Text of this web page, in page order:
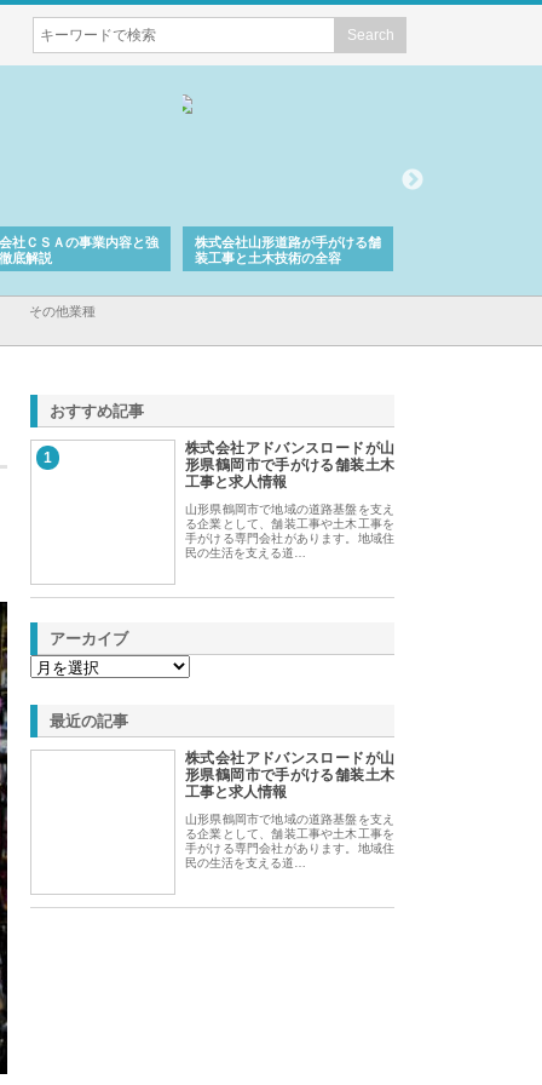
社ＣＳＡの事業内容と強
底解説
株式会社山形道路が手がける舗
装工事と土木技術の全容
その他業種
おすすめ記事
1
株式会社アドバンスロードが山
形県鶴岡市で手がける舗装土木
工事と求人情報
山形県鶴岡市で地域の道路基盤を支え
る企業として、舗装工事や土木工事を
手がける専門会社があります。地域住
民の生活を支える道…
アーカイブ
最近の記事
株式会社アドバンスロードが山
形県鶴岡市で手がける舗装土木
工事と求人情報
山形県鶴岡市で地域の道路基盤を支え
る企業として、舗装工事や土木工事を
手がける専門会社があります。地域住
民の生活を支える道…